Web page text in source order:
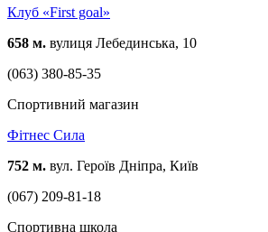
Клуб «First goal»
658 м. вулиця Лебединська, 10
(063) 380-85-35
Спортивний магазин
Фітнес Сила
752 м. вул. Героїв Дніпра, Київ
(067) 209-81-18
Спортивна школа